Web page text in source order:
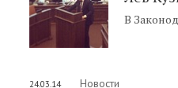
В
24.03.14 Новости